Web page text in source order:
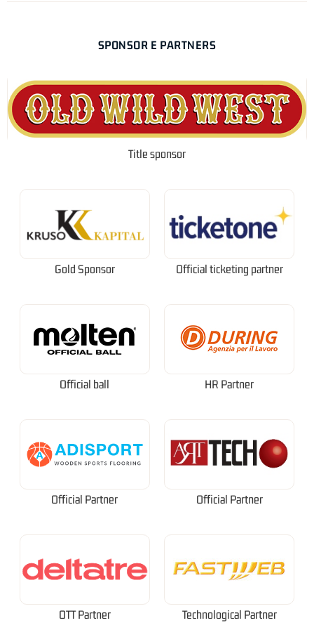
SPONSOR E PARTNERS
Title sponsor
Gold Sponsor Official ticketing partner
Official ball HR Partner
Official Partner Official Partner
OTT Partner Technological Partner